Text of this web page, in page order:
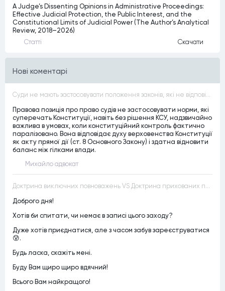
A Judge’s Dissenting Opinions in Administrative Proceedings:
Effective Judicial Protection, the Public Interest, and the
Constitutional Limits of Judicial Power (The Author’s Analytical
Review, 2018–2026)
Статтi Скачати
Нові коментарі
Суди не мають застосовувати положення законів, які не відповідають Конституції, незалежно від того, чи визнавалися вони Конституційним Судом України неконституційними, тобто закони, що суперечать Конституції України не можуть застосовуватися навіть у випадках, коли вони є чинними
Правова позиція про право судів не застосовувати норми, які
суперечать Конституції, навіть без рішення КСУ, надзвичайно
важлива в умовах, коли конституційний контроль фактично
паралізовано. Вона відповідає духу верховенства Конституції
як акту прямої дії (ст. 8 Основного Закону) і здатна відновити
баланс між гілками влади.
Михайло адвокат
Доктрина виключних повноважень VS Доктрина прихованих повноважень
Доброго дня!
Хотів би спитати, чи немає в записі цього заходу?
Дуже хотів приєднатися, але з часом забув зареєструватися
😰.
Будь ласка, скажіть мені.
Буду Вам щиро щиро вдячний!
Всього Вам найкращого!